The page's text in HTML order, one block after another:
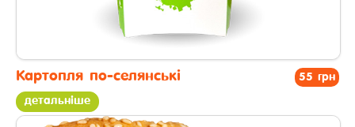
55 грн
Картопля по-селянськi
детальніше